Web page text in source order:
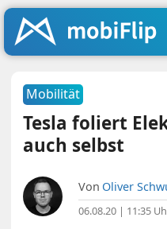
Mobilität
Tesla foliert
auch selbst
Von Oliver
06.08.20 | 11:35